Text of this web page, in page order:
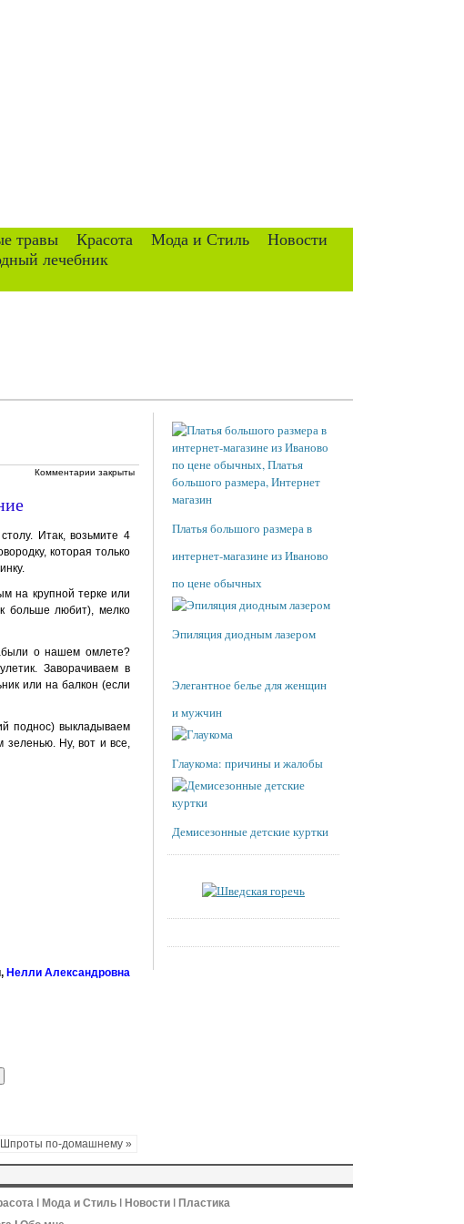
травы Красота Мода и Стиль
Новости
лечебник
Комментарии закрыты
Итак, возьмите 4
которая только
на крупной терке или
больше любит), мелко
о нашем омлете?
Заворачиваем в
или на балкон (если
поднос) выкладываем
зеленью. Ну, вот и все,
Нелли Александровна
Шпроты по-домашнему »
Платья большого размера в
интернет-магазине из Иваново
по цене обычных
Эпиляция диодным лазером
Элегантное белье для женщин
и мужчин
Глаукома: причины и жалобы
Демисезонные детские куртки
ǀ Мода и Стильǀ Новостиǀ
Пластика